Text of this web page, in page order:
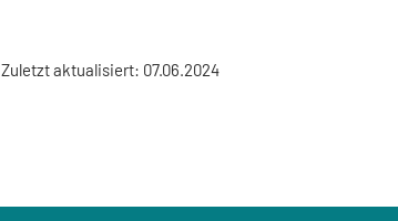
Zuletzt aktualisiert: 07.06.2024